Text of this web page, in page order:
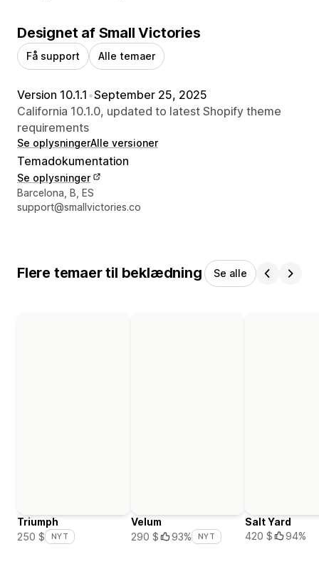
Designet af Small Victories
Få support Alle temaer
Version 10.1.1 •September 25, 2025
California 10.1.0, updated to latest Shopify theme
requirements
Se oplysningerAlle versioner
Temadokumentation
Se oplysninger
Se kontaktoplysninger
Barcelona, B, ES
support@smallvictories.co
Flere temaer til beklædning Se alle
Triumph
250 $
NYT
Velum
290 $
93% NYT
Salt Yard
420 $
94%